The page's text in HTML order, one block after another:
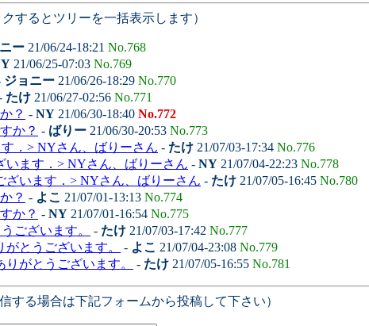
するとツリーを一括表示します）
ー 21/06/24-18:21 No.768
21/06/25-07:03 No.769
ジョニー 21/06/26-18:29 No.770
たけ 21/06/27-02:56 No.771
？ - NY 21/06/30-18:40 No.772
か？ - ばりー 21/06/30-20:53 No.773
．> NYさん、ばりーさん - たけ 21/07/03-17:34 No.776
います．> NYさん、ばりーさん - NY 21/07/04-22:23 No.778
ざいます．> NYさん、ばりーさん - たけ 21/07/05-16:45 No.780
？ - よこ 21/07/01-13:13 No.774
か？ - NY 21/07/01-16:54 No.775
ございます。
- たけ 21/07/03-17:42 No.777
とうございます。
- よこ 21/07/04-23:08 No.779
りがとうございます。
- たけ 21/07/05-16:55 No.781
する場合は下記フォームから投稿して下さい）